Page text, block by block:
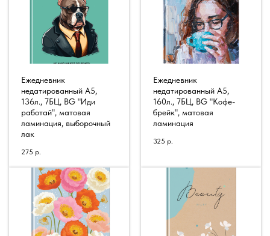
Ежедневник
недатированный А5,
136л., 7БЦ, BG "Иди
работай", матовая
ламинация, выборочный
лак
275 р.
Ежедневник
недатированный А5,
160л., 7БЦ, BG "Кофе-
брейк", матовая
ламинация
325 р.